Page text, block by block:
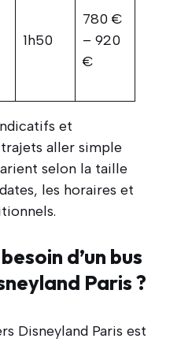
1h50
780 €
– 920
€
et
aller simple
selon la taille
les horaires et
d’un bus
Paris ?
Disneyland Paris est